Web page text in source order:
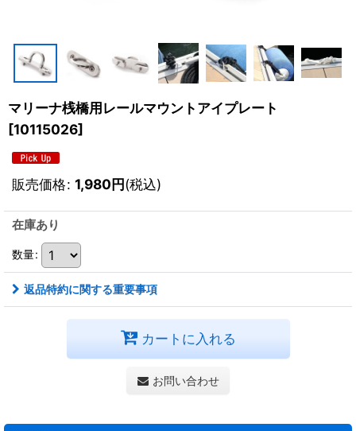
マリーナ桟橋用レールマウントアイプレート
[10115026]
販売価格: 1,980円(税込)
在庫あり
数量:
返品特約に関する重要事項
カートに入れる
お問い合わせ